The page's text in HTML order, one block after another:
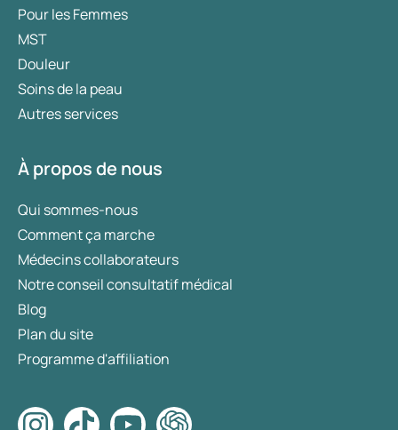
Pour les Femmes
MST
Douleur
Soins de la peau
Autres services
À propos de nous
Qui sommes-nous
Comment ça marche
Médecins collaborateurs
Notre conseil consultatif médical
Blog
Plan du site
Programme d'affiliation